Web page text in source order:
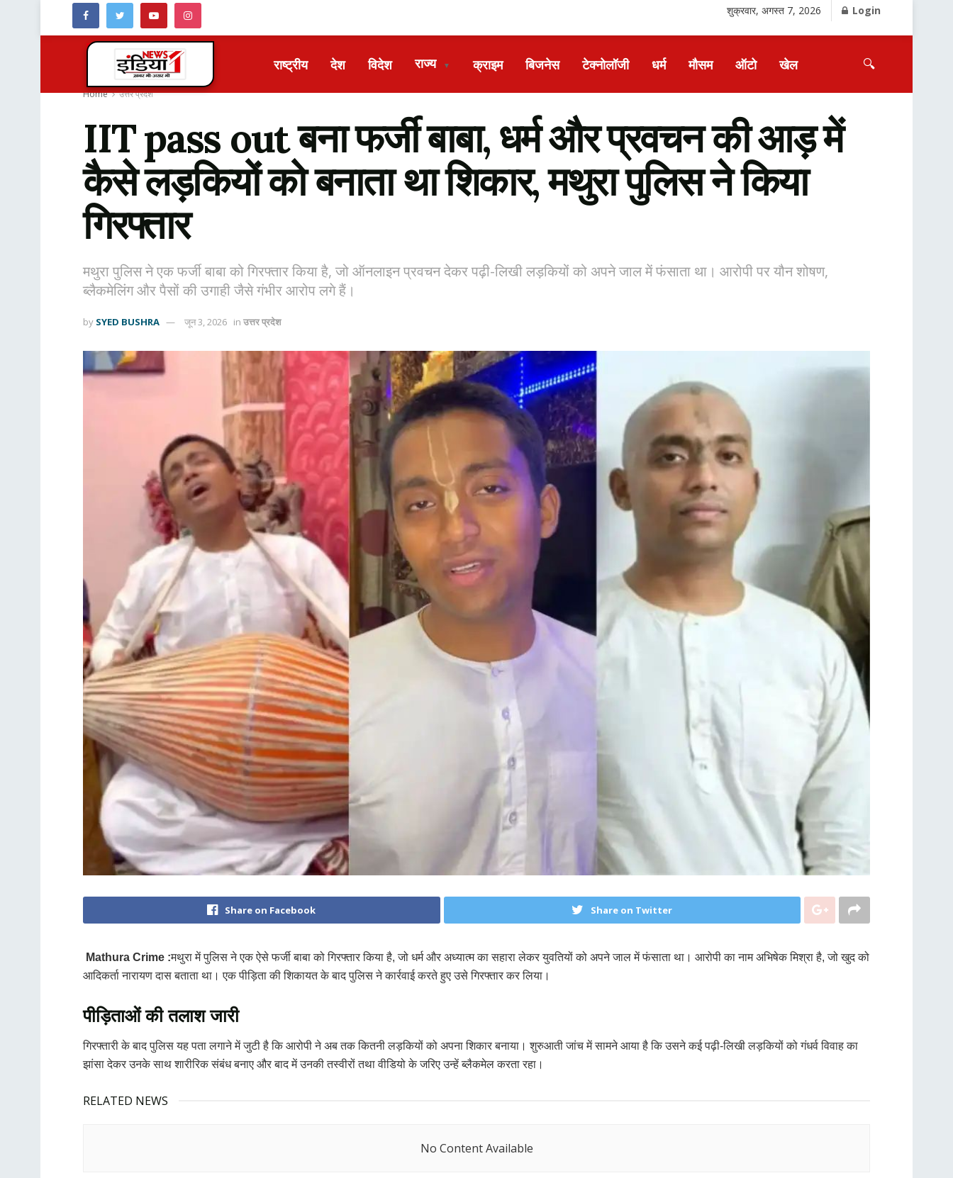
शुक्रवार, अगस्त 7, 2026 Login
राष्ट्रीय देश विदेश राज्य ▼ क्राइम बिजनेस टेक्नोलॉजी धर्म मौसम ऑटो खेल 🔍
Home उत्तर प्रदेश
IIT pass out बना फर्जी बाबा, धर्म और प्रवचन की आड़ में
कैसे लड़कियों को बनाता था शिकार, मथुरा पुलिस ने किया
गिरफ्तार
मथुरा पुलिस ने एक फर्जी बाबा को गिरफ्तार किया है, जो ऑनलाइन प्रवचन देकर पढ़ी-लिखी लड़कियों को अपने जाल में फंसाता था। आरोपी पर यौन शोषण,
ब्लैकमेलिंग और पैसों की उगाही जैसे गंभीर आरोप लगे हैं।
by SYED BUSHRA जून 3, 2026 in उत्तर प्रदेश
Share on Facebook Share on Twitter
Mathura Crime :मथुरा में पुलिस ने एक ऐसे फर्जी बाबा को गिरफ्तार किया है, जो धर्म और अध्यात्म का सहारा लेकर युवतियों को अपने जाल में फंसाता था। आरोपी का नाम अभिषेक मिश्रा है, जो खुद को
आदिकर्ता नारायण दास बताता था। एक पीड़िता की शिकायत के बाद पुलिस ने कार्रवाई करते हुए उसे गिरफ्तार कर लिया।
पीड़िताओं की तलाश जारी
गिरफ्तारी के बाद पुलिस यह पता लगाने में जुटी है कि आरोपी ने अब तक कितनी लड़कियों को अपना शिकार बनाया। शुरुआती जांच में सामने आया है कि उसने कई पढ़ी-लिखी लड़कियों को गंधर्व विवाह का
झांसा देकर उनके साथ शारीरिक संबंध बनाए और बाद में उनकी तस्वीरों तथा वीडियो के जरिए उन्हें ब्लैकमेल करता रहा।
RELATED NEWS
No Content Available